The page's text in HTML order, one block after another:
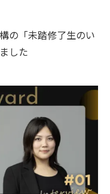
の「未踏修了生のい
した